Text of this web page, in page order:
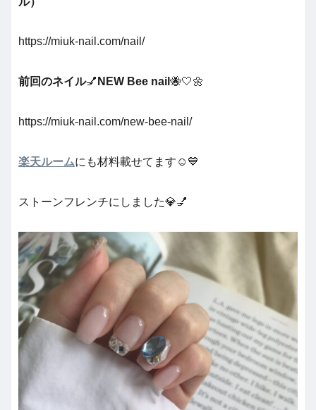
https://miuk-nail.com/nail/
前回のネイル💅 NEW Bee nail 🐝🤍🌼
https://miuk-nail.com/new-bee-nail/
楽天ルームにも材料載せてます☺️💙
ストーンフレンチにしました💎💅